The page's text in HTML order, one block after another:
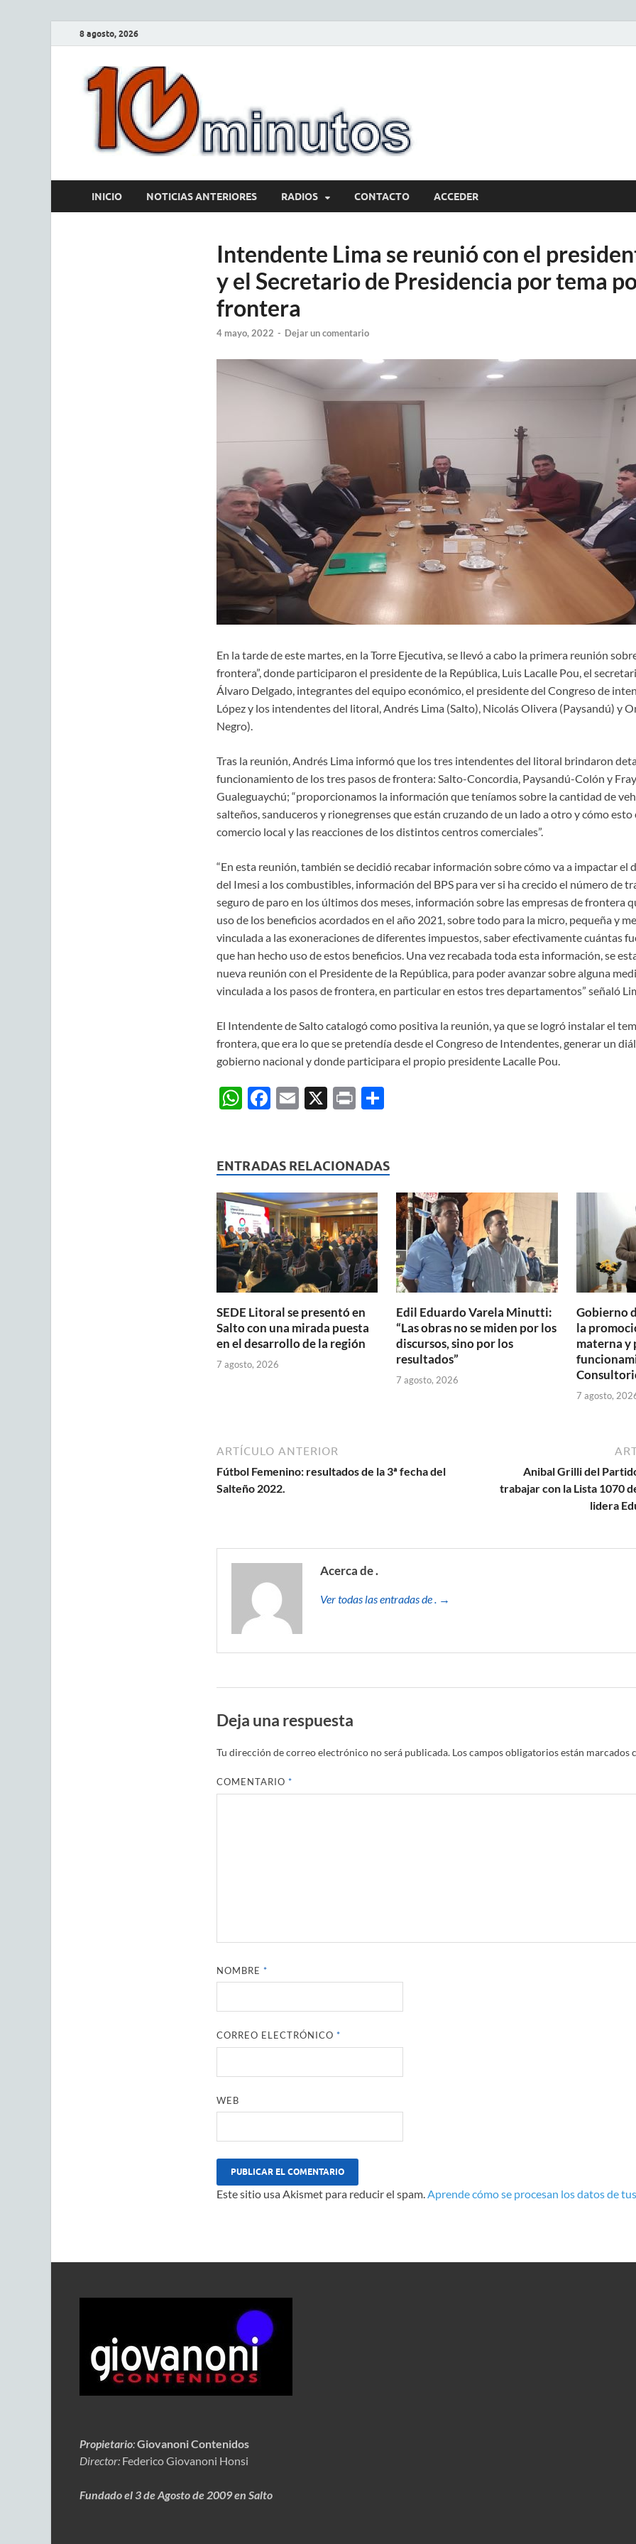
8 agosto, 2026
INICIO NOTICIAS ANTERIORES RADIOS CONTACTO ACCEDER
Intendente Lima se reunió con el
y el Secretario de Presidencia por tema
frontera
4 mayo, 2022 - Dejar un comentario
En la tarde de este martes, en la Torre Ejecutiva, se llevó a cabo la primera reunión
frontera”, donde participaron el presidente de la República, Luis Lacalle Pou, el
Álvaro Delgado, integrantes del equipo económico, el presidente del Congreso de
López y los intendentes del litoral, Andrés Lima (Salto), Nicolás Olivera (Paysandú) y
Negro).
Tras la reunión, Andrés Lima informó que los tres intendentes del litoral brindaron
funcionamiento de los tres pasos de frontera: Salto-Concordia, Paysandú-Colón y
Gualeguaychú; “proporcionamos la información que teníamos sobre la cantidad de
salteños, sanduceros y rionegrenses que están cruzando de un lado a otro y cómo esto
comercio local y las reacciones de los distintos centros comerciales”.
“En esta reunión, también se decidió recabar información sobre cómo va a impactar el
del Imesi a los combustibles, información del BPS para ver si ha crecido el número de
seguro de paro en los últimos dos meses, información sobre las empresas de frontera
uso de los beneficios acordados en el año 2021, sobre todo para la micro, pequeña y
vinculada a las exoneraciones de diferentes impuestos, saber efectivamente cuántas
que han hecho uso de estos beneficios. Una vez recabada toda esta información, se
nueva reunión con el Presidente de la República, para poder avanzar sobre alguna
vinculada a los pasos de frontera, en particular en estos tres departamentos” señaló
El Intendente de Salto catalogó como positiva la reunión, ya que se logró instalar el
frontera, que era lo que se pretendía desde el Congreso de Intendentes, generar un
gobierno nacional y donde participara el propio presidente Lacalle Pou.
W
s
A
p
p
F
b
o
o
k
E X P C
p
ar
ti
ENTRADAS RELACIONADAS
SEDE Litoral se presentó en
Salto con una mirada puesta
en el desarrollo de la región
7 agosto, 2026
Edil Eduardo Varela Minutti:
“Las obras no se miden por los
discursos, sino por los
resultados”
7 agosto, 2026
Gobierno
la
materna y
7 agosto,
ARTÍCULO ANTERIOR
Fútbol Femenino: resultados de la 3ª fecha del
Salteño 2022.
Anibal Grilli del
trabajar con la Lista 1070
lidera
Acerca de .
Ver todas las entradas de . →
Deja una respuesta
Tu dirección de correo electrónico no será publicada. Los campos obligatorios están marcados
COMENTARIO *
NOMBRE *
CORREO ELECTRÓNICO *
WEB
Este sitio usa Akismet para reducir el spam.Aprende cómo se procesan los datos de
Propietario:Giovanoni Contenidos
Director: Federico Giovanoni Honsi
Fundado el 3 de Agosto de 2009 en Salto